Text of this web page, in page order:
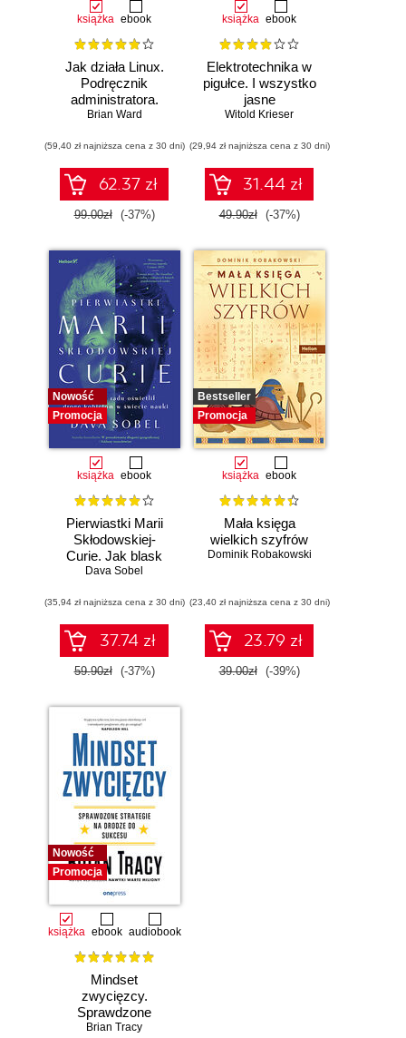
książka ebook
Jak działa Linux.
Podręcznik
administratora.
Wydanie III
Brian Ward
(59,40 zł najniższa cena z 30 dni)
62.37 zł
99.00zł (-37%)
książka ebook
Elektrotechnika w
pigułce. I wszystko
jasne
Witold Krieser
(29,94 zł najniższa cena z 30 dni)
31.44 zł
49.90zł (-37%)
Nowość
Promocja
książka ebook
Pierwiastki Marii
Skłodowskiej-
Curie. Jak blask
radu oświetlił drogę
świecie nauki
Dava Sobel
(35,94 zł najniższa cena z 30 dni)
37.74 zł
59.90zł (-37%)
Bestseller
Promocja
książka ebook
Mała księga
wielkich szyfrów
Dominik Robakowski
(23,40 zł najniższa cena z 30 dni)
23.79 zł
39.00zł (-39%)
Nowość
Promocja
książka ebook audiobook
Mindset
zwycięzcy.
Sprawdzone
strategie na drodze
Brian Tracy